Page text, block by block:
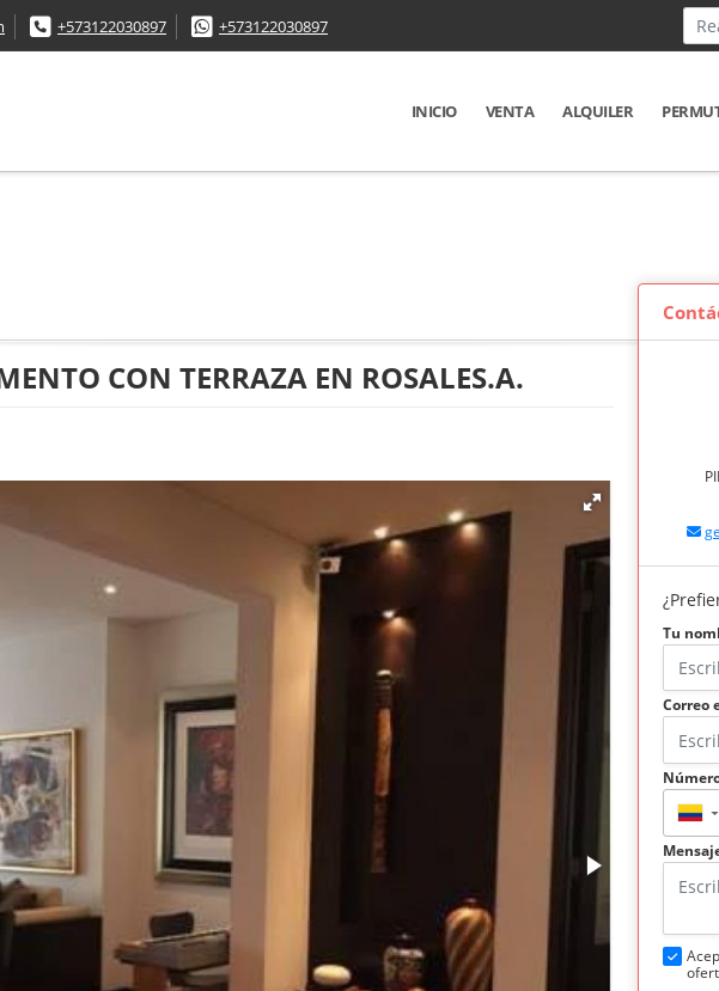
+573122030897 +573122030897
INICIO VENTA ALQUILER
CON TERRAZA EN ROSALES.A.
Tu
Correo
▼